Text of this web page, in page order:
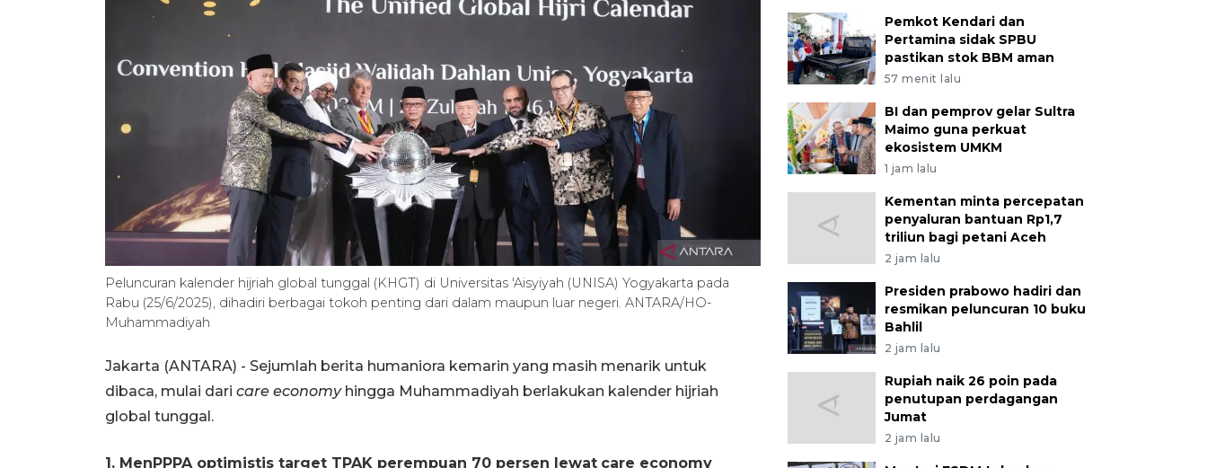
Peluncuran kalender hijriah global tunggal (KHGT) di Universitas 'Aisyiyah (UNISA) Yogyakarta pada
Rabu (25/6/2025), dihadiri berbagai tokoh penting dari dalam maupun luar negeri. ANTARA/HO-
Muhammadiyah
Jakarta (ANTARA) - Sejumlah berita humaniora kemarin yang masih menarik untuk
dibaca, mulai dari care economy hingga Muhammadiyah berlakukan kalender hijriah
global tunggal.
1. MenPPPA optimistis target TPAK perempuan 70 persen lewat care economy
Pemkot Kendari dan
Pertamina sidak SPBU
pastikan stok BBM aman
57 menit lalu
BI dan pemprov gelar Sultra
Maimo guna perkuat
ekosistem UMKM
1 jam lalu
Kementan minta percepatan
penyaluran bantuan Rp1,7
triliun bagi petani Aceh
2 jam lalu
Presiden prabowo hadiri dan
resmikan peluncuran 10 buku
Bahlil
2 jam lalu
Rupiah naik 26 poin pada
penutupan perdagangan
Jumat
2 jam lalu